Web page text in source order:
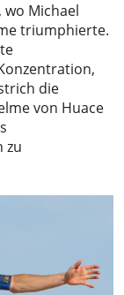
wo Michael
triumphierte.
die
von Huace
zu